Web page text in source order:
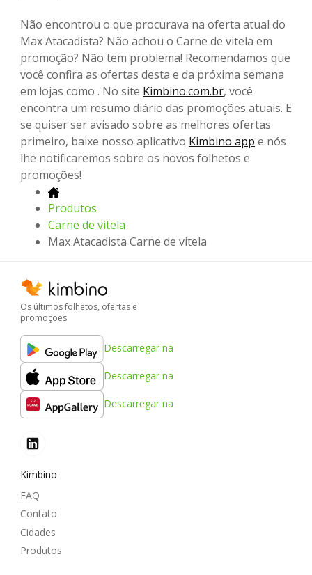
Não encontrou o que procurava na oferta atual do
Max Atacadista? Não achou o Carne de vitela em
promoção? Não tem problema! Recomendamos que
você confira as ofertas desta e da próxima semana
em lojas como . No site Kimbino.com.br, você
encontra um resumo diário das promoções atuais. E
se quiser ser avisado sobre as melhores ofertas
primeiro, baixe nosso aplicativo Kimbino app e nós
lhe notificaremos sobre os novos folhetos e
promoções!
Produtos
Carne de vitela
Max Atacadista Carne de vitela
Os últimos folhetos, ofertas e
promoções
Descarregar na
Descarregar na
Descarregar na
Kimbino
FAQ
Contato
Cidades
Produtos